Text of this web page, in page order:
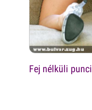
Fej nélküli punci